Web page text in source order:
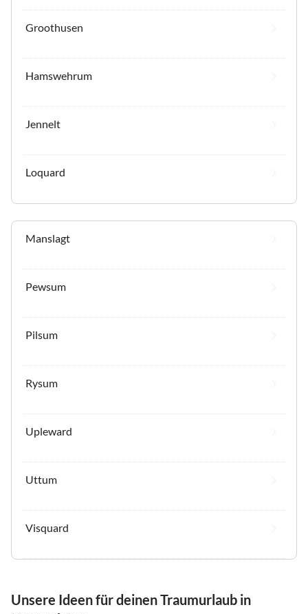
Groothusen
Hamswehrum
Jennelt
Loquard
Manslagt
Pewsum
Pilsum
Rysum
Upleward
Uttum
Visquard
Unsere Ideen für deinen Traumurlaub in